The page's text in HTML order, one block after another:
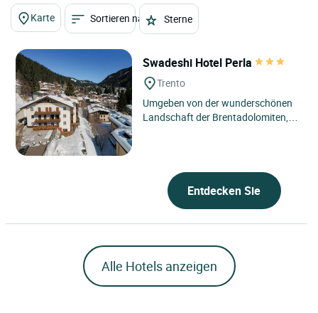
Karte Sortieren nach Sterne
Swadeshi Hotel Perla
Trento
Umgeben von der wunderschönen
Landschaft der Brentadolomiten,
Entdecken Sie
Alle Hotels anzeigen